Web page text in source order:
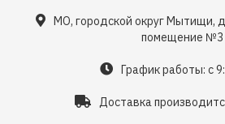
МО, городской округ Мытищи,
помещение №3
График работы: с
Доставка